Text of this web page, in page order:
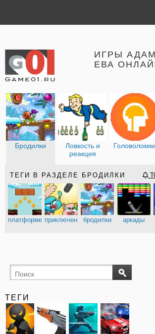
ИГРЫ
ЕВА
Бродилки
Ловкость и
реакция
Головоломки
ТЕГИ В РАЗДЕЛЕ БРОДИЛКИ
платформерыприключениябродилки аркады
ТЕГИ